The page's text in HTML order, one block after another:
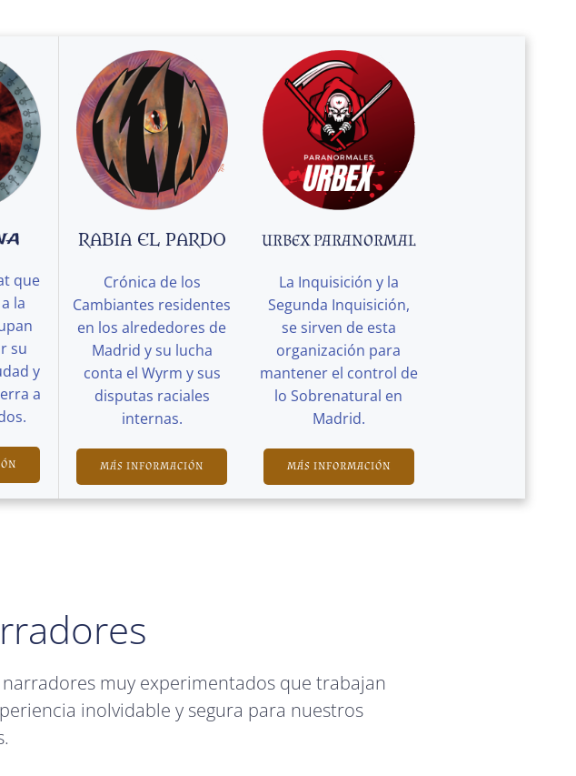
que
la
su
y
a
RABIA EL PARDO
Crónica de los
Cambiantes residentes
en los alrededores de
Madrid y su lucha
conta el Wyrm y sus
disputas raciales
internas.
MÁS INFORMACIÓN
URBEX PARANORMAL
La Inquisición y la
Segunda Inquisición,
se sirven de esta
organización para
mantener el control de
lo Sobrenatural en
Madrid.
MÁS INFORMACIÓN
muy experimentados que trabajan
inolvidable y segura para nuestros